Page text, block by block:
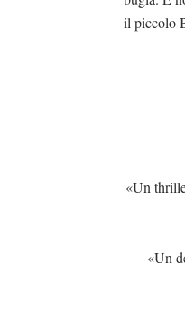
il piccolo
«Un
«Un